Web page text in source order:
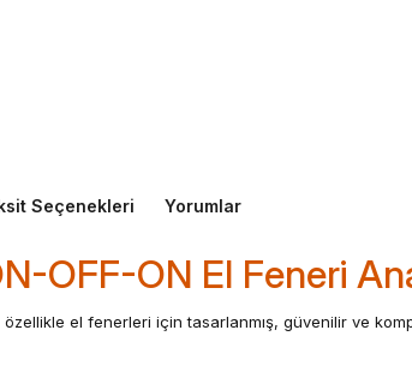
Seçenekleri Yorumlar
OFF-ON El Feneri
özellikle el fenerleri için tasarlanmış, güvenilir ve